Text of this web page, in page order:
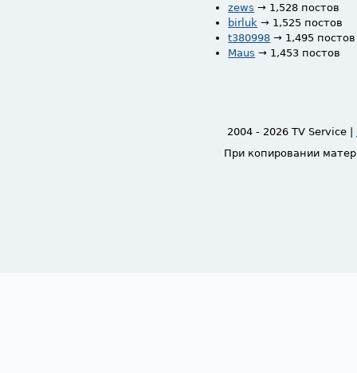
zews → 1,528 постов
birluk → 1,525 постов
t380998 → 1,495 постов
Maus → 1,453 постов
2004 - 2026 TV Service |
При копировании